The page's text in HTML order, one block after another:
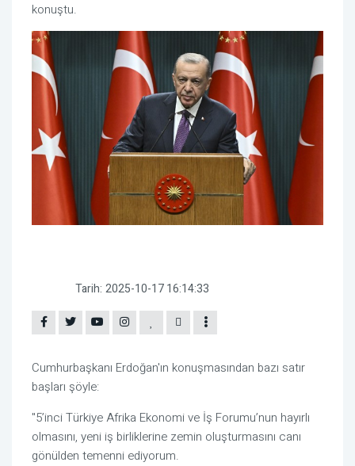
konuştu.
Tarih: 2025-10-17 16:14:33
Cumhurbaşkanı Erdoğan'ın konuşmasından bazı satır
başları şöyle:
"5’inci Türkiye Afrika Ekonomi ve İş Forumu’nun hayırlı
olmasını, yeni iş birliklerine zemin oluşturmasını canı
gönülden temenni ediyorum.